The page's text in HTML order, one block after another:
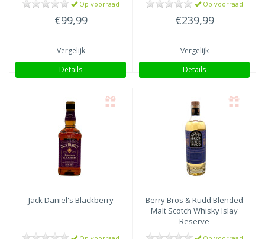
Op voorraad
€99,99
Vergelijk
Details
Op voorraad
€239,99
Vergelijk
Details
Jack Daniel's Blackberry Berry Bros & Rudd Blended
Malt Scotch Whisky Islay
Reserve